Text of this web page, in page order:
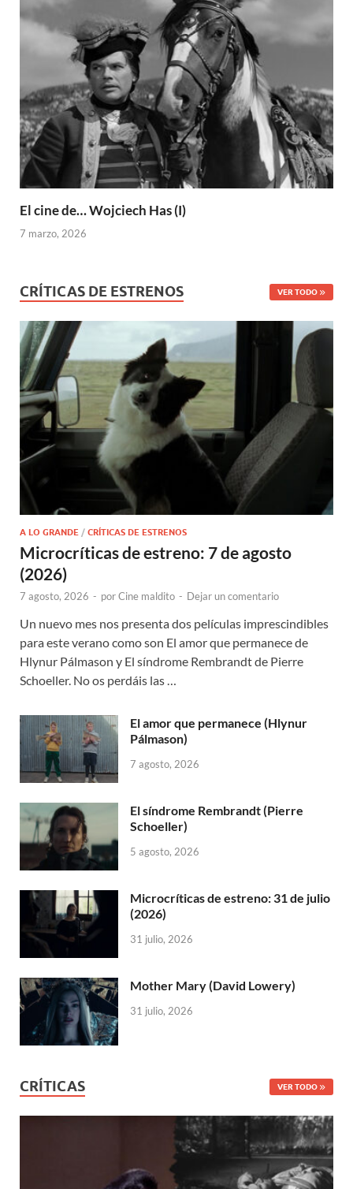
El cine de… Wojciech Has (I)
7 marzo, 2026
CRÍTICAS DE ESTRENOS VER TODO
A LO GRANDE / CRÍTICAS DE ESTRENOS
Microcríticas de estreno: 7 de agosto
(2026)
7 agosto, 2026 - porCine maldito - Dejar un comentario
Un nuevo mes nos presenta dos películas imprescindibles
para este verano como son El amor que permanece de
Hlynur Pálmason y El síndrome Rembrandt de Pierre
Schoeller. No os perdáis las …
El amor que permanece (Hlynur
Pálmason)
7 agosto, 2026
El síndrome Rembrandt (Pierre
Schoeller)
5 agosto, 2026
Microcríticas de estreno: 31 de julio
(2026)
31 julio, 2026
Mother Mary (David Lowery)
31 julio, 2026
CRÍTICAS VER TODO